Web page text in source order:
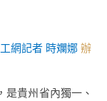
網記者 時斕娜 辦
貴州省內獨一、